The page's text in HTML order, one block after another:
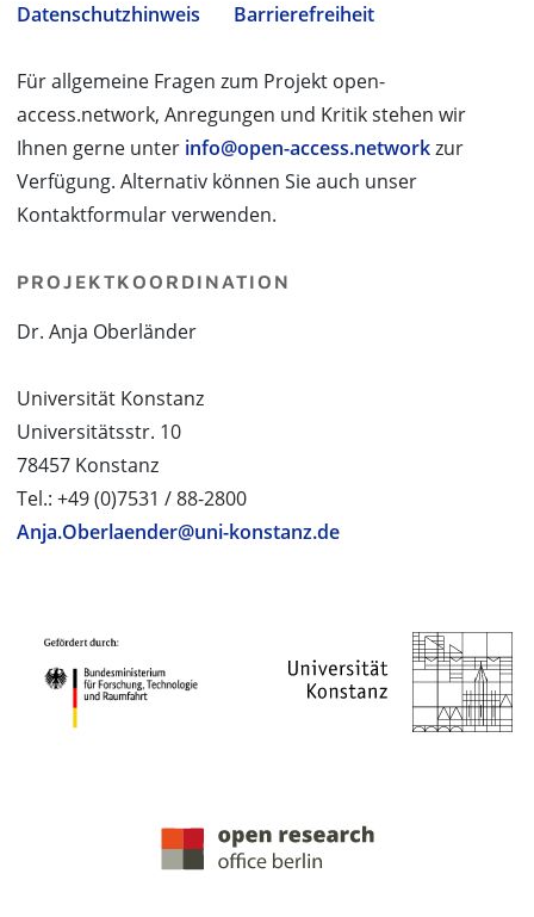
Datenschutzhinweis
Barrierefreiheit
Für allgemeine Fragen zum Projekt open-
access.network, Anregungen und Kritik stehen wir
Ihnen gerne unter info@open-access.networkzur
Verfügung. Alternativ können Sie auch unser
Kontaktformular verwenden.
PROJEKTKOORDINATION
Dr. Anja Oberländer
Universität Konstanz
Universitätsstr. 10
78457 Konstanz
Tel.: +49 (0)7531 / 88-2800
Anja.Oberlaender@uni-konstanz.de